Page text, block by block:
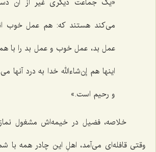
می‌کند هستند که: هم عمل خوب
عمل بد، عمل خوب و عمل بد را با
اینها هم إن‌شاءالله خدا به درد آنها
و رحیم است.»
خلاصه، فضیل در خیمه‌اش مشغول
وقتی قافله‌ای می‌آمد، اهلِ این چادر همه با